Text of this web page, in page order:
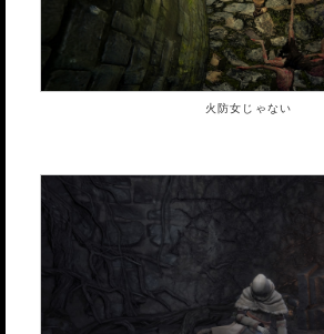
火防女じゃない